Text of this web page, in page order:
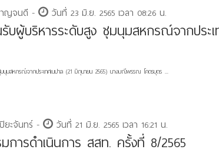
าญจนดี - วันที่ 23 มิ.ย. 2565 เวลา 08:26 น.
บผู้บริหารระดับสูง ชุมนุมสหกรณ์จากประ
นุมสหกรณ์จากประเทศเนปาล (21 มิถุนายน 2565) นางมณีพรรณ โคตรบุตร ...
ยะจันทร์ - วันที่ 21 มิ.ย. 2565 เวลา 16:21 น.
การดำเนินการ สสท. ครั้งที่ 8/2565